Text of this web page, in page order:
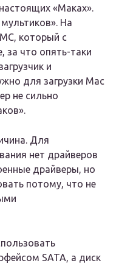
«Маках».
На
который с
за что опять-таки
и
для загрузки Mac
не сильно
Для
нет драйверов
драйверы, но
потому, что не
SATA, а диск